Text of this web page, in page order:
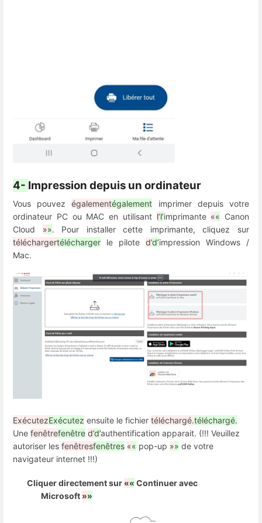
4- Impression depuis un ordinateur
Vous pouvezégalementégalement imprimer depuis votre
ordinateur PC ou MAC en utilisant l’l’imprimante «« Canon
Cloud »». Pour installer cette imprimante, cliquez sur
téléchargertélécharger le pilote d’d’impression Windows /
Mac.
ExécutezExécutez ensuite le fichier téléchargé.téléchargé.
Une fenêtrefenêtre d’d’authentification apparait. (!!! Veuillez
autoriser les fenêtresfenêtres «« pop-up »» de votre
navigateur internet !!!)
Cliquer directement sur «« Continuer avec
Microsoft »»